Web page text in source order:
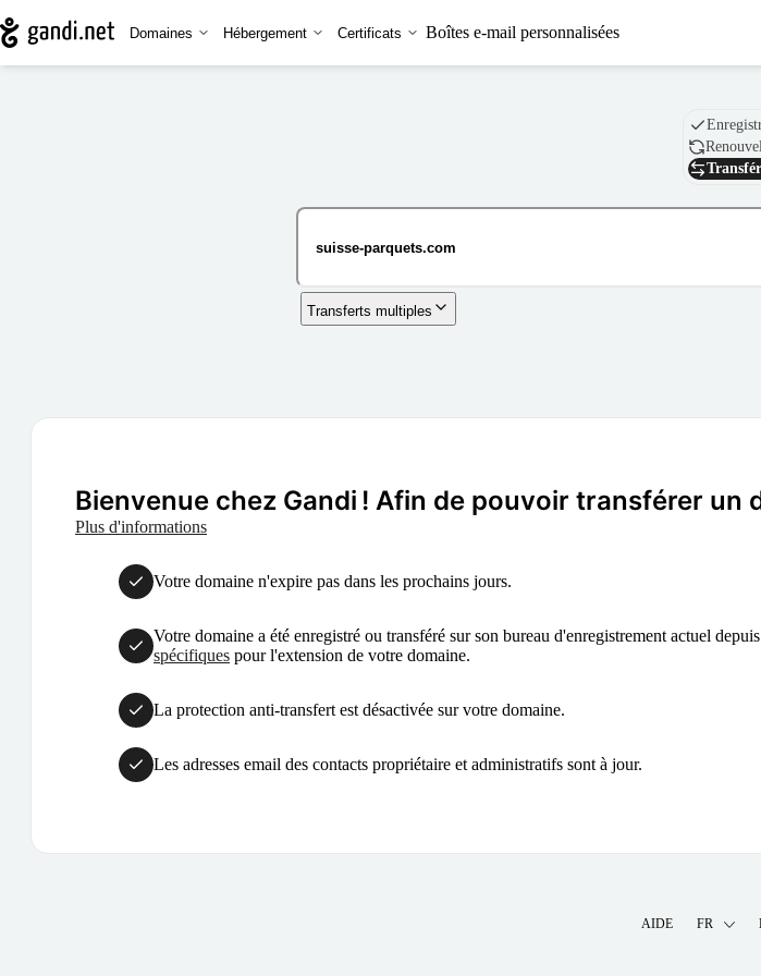
Domaines Hébergement Certificats Boîtes e-mail personnalisées
Nom de
Transferts multiples
Bienvenue chez Gandi ! Afin de pouvoir transférer un
Plus d'informations
Votre domaine n'expire pas dans les prochains jours.
Votre domaine a été enregistré ou transféré sur son bureau d'enregistrement actuel
spécifiques pour l'extension de votre domaine.
La protection anti-transfert est désactivée sur votre domaine.
Les adresses email des contacts propriétaire et administratifs sont à jour.
AIDE FR